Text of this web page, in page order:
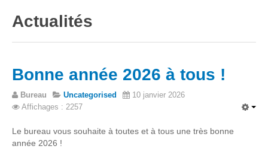
Divers
Actualités
Bonne année 2026 à tous !
Bureau Uncategorised
10 janvier 2026
Affichages : 2257
Le bureau vous souhaite à toutes et à tous une très bonne
année 2026 !